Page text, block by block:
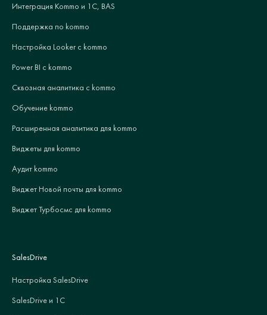
Интеграция Kommo и 1С, BAS
Поддержка по kommo
Настройка Looker с kommo
Power BI с kommo
Сквозная аналитика с kommo
Обучение kommo
Расширенная аналитика для kommo
Виджеты для kommo
Аудит kommo
Виджет Новой почты для kommo
Виджет Турбосмс для kommo
SalesDrive
Настройка SalesDrive
SalesDrive и 1С